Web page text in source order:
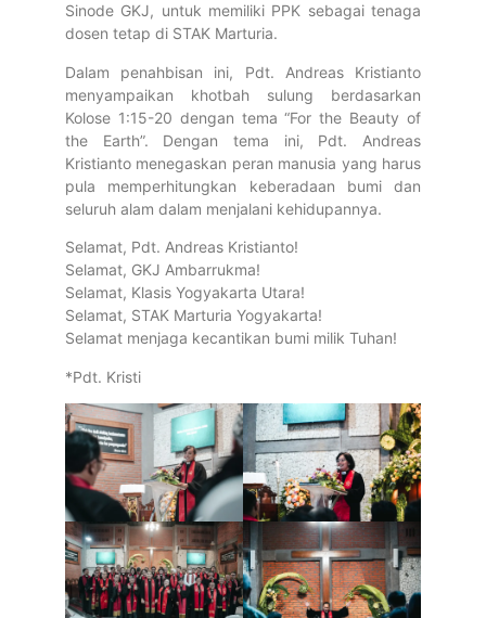
Sinode GKJ, untuk memiliki PPK sebagai tenaga
dosen tetap di STAK Marturia.
Dalam penahbisan ini, Pdt. Andreas Kristianto
menyampaikan khotbah sulung berdasarkan
Kolose 1:15-20 dengan tema “For the Beauty of
the Earth”. Dengan tema ini, Pdt. Andreas
Kristianto menegaskan peran manusia yang harus
pula memperhitungkan keberadaan bumi dan
seluruh alam dalam menjalani kehidupannya.
Selamat, Pdt. Andreas Kristianto!
Selamat, GKJ Ambarrukma!
Selamat, Klasis Yogyakarta Utara!
Selamat, STAK Marturia Yogyakarta!
Selamat menjaga kecantikan bumi milik Tuhan!
*Pdt. Kristi